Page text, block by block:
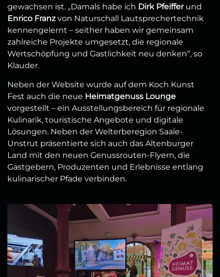
gewachsen ist. „Damals habe ich Dirk Pfeiffer und
Enrico Franzvon Naturschall Lautsprechertechnik
kennengelernt – seither haben wir gemeinsam
zahlreiche Projekte umgesetzt, die regionale
Wertschöpfung und Gastlichkeit neu denken“, so
Klauder.
Neben der Website wurde auf dem Koch Kunst
Fest auch die neue Heimatgenuss Lounge
vorgestellt – ein Ausstellungsbereich für regionale
Kulinarik, touristische Angebote und digitale
Lösungen. Neben der Welterberegion Saale-
Unstrut präsentierte sich auch das Altenburger
Land mit den neuen Genussrouten-Flyern, die
Gastgebern, Produzenten und Erlebnisse entlang
kulinarischer Pfade verbinden.